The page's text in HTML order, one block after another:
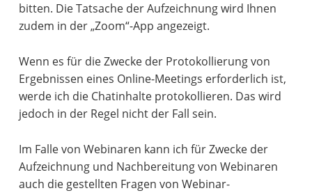
bitten. Die Tatsache der Aufzeichnung wird Ihnen
zudem in der „Zoom“-App angezeigt.
Wenn es für die Zwecke der Protokollierung von
Ergebnissen eines Online-Meetings erforderlich ist,
werde ich die Chatinhalte protokollieren. Das wird
jedoch in der Regel nicht der Fall sein.
Im Falle von Webinaren kann ich für Zwecke der
Aufzeichnung und Nachbereitung von Webinaren
auch die gestellten Fragen von Webinar-